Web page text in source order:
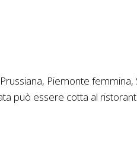
Piemonte
può essere cotta al